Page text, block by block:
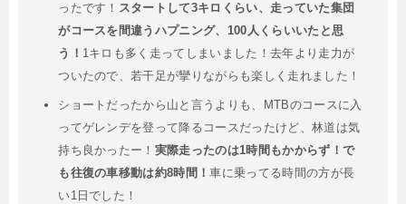
ったです！ スタートして3キロくらい、走っていた集団
がコースを間違うハプニング、100人くらいいたと思
う！ 1キロも多く走ってしまいました！去年より走力が
ついたので、若干足が攣りながらも楽しく走れました！
ショートだったから山と言うよりも、MTBのコースに入
ってゲレンデを登って降るコースだったけど、林道は気
持ち良かったー！ 実際走ったのは1時間もかからず！で
も往復の車移動は約8時間！車に乗ってる時間の方が長
い1日でした！